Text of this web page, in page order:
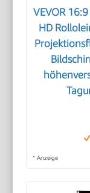
VEVOR
HD
* Anzeige